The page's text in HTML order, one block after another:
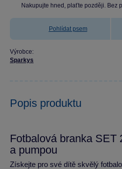
Nakupujte hned, plaťte později. Bez
Pohlídat psem
Výrobce:
Sparkys
Popis produktu
Fotbalová branka SET
a pumpou
Získejte pro své dítě skvělý